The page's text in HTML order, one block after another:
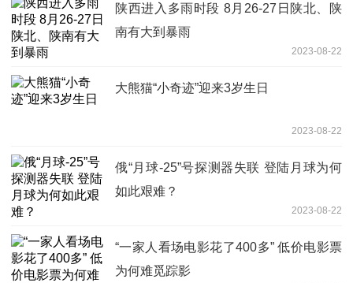
陕西进入多雨时段 8月26-27日陕北、陕
南有大到暴雨
2023-08-22
大熊猫“小奇迹”迎来3岁生日
2023-08-22
俄“月球-25”号探测器失联 登陆月球为何
如此艰难？
2023-08-22
“一家人看场电影花了400多” 低价电影票
为何难觅踪影